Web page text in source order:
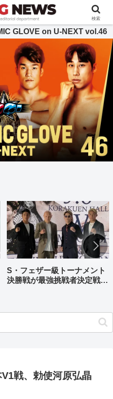
グ・ビート] 公式サイト
GLOVE on U-NEXT vol.46
S・フェザー級トーナメント
決勝戦が最強挑戦者決定戦兼
戦、勅使河原弘晶
検索